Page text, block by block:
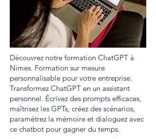
Découvrez notre formation ChatGPT à
Nimes. Formation sur mesure
personnalisable pour votre entreprise.
Transformez ChatGPT en un assistant
personnel. Écrivez des prompts efficaces,
maîtrisez les GPTs, créez des scénarios,
paramétrez la mémoire et dialoguez avec
ce chatbot pour gagner du temps.